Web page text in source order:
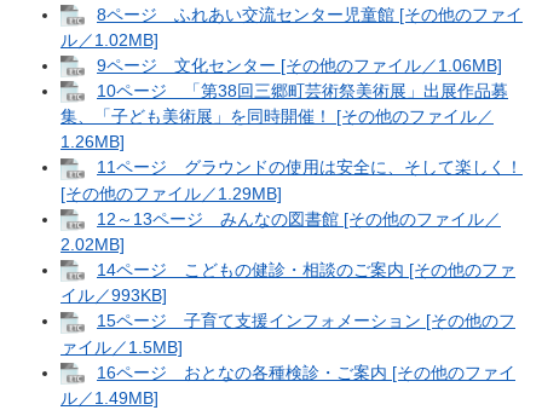
8ページ ふれあい交流センター児童館 [その他のファイ
ル／1.02MB]
9ページ 文化センター [その他のファイル／1.06MB]
10ページ 「第38回三郷町芸術祭美術展」出展作品募
集、「子ども美術展」を同時開催！ [その他のファイル／
1.26MB]
11ページ グラウンドの使用は安全に、そして楽しく！
[その他のファイル／1.29MB]
12～13ページ みんなの図書館 [その他のファイル／
2.02MB]
14ページ こどもの健診・相談のご案内 [その他のファ
イル／993KB]
15ページ 子育て支援インフォメーション [その他のフ
ァイル／1.5MB]
16ページ おとなの各種検診・ご案内 [その他のファイ
ル／1.49MB]